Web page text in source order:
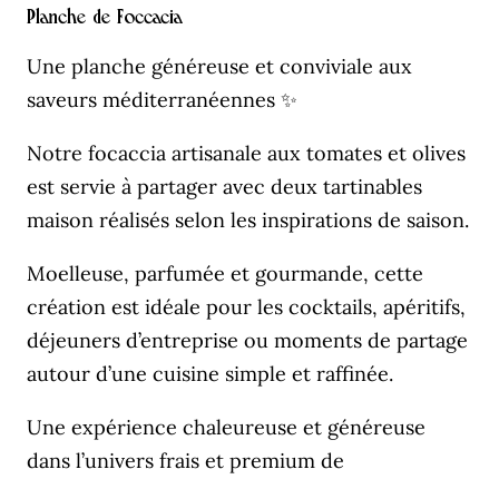
Planche de Foccacia
Une planche généreuse et conviviale aux
saveurs méditerranéennes ✨
Notre focaccia artisanale aux tomates et olives
est servie à partager avec deux tartinables
maison réalisés selon les inspirations de saison.
Moelleuse, parfumée et gourmande, cette
création est idéale pour les cocktails, apéritifs,
déjeuners d’entreprise ou moments de partage
autour d’une cuisine simple et raffinée.
Une expérience chaleureuse et généreuse
dans l’univers frais et premium de